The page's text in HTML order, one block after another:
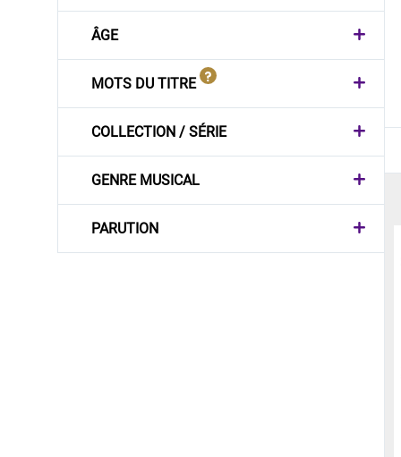
ÂGE
MOTS DU TITRE
COLLECTION / SÉRIE
GENRE MUSICAL
PARUTION